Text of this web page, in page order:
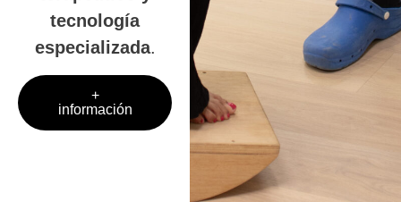
tecnología
especializada.
+
información